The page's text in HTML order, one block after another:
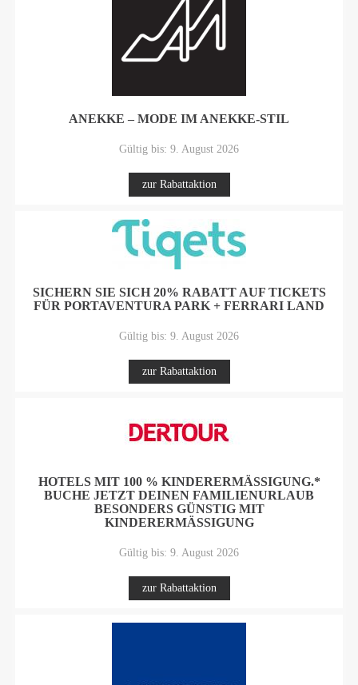
ANEKKE – MODE IM ANEKKE-STIL
Gültig bis: 9. August 2026
zur Rabattaktion
SICHERN SIE SICH 20% RABATT AUF TICKETS
FÜR PORTAVENTURA PARK + FERRARI LAND
Gültig bis: 9. August 2026
zur Rabattaktion
HOTELS MIT 100 % KINDERERMÄSSIGUNG.* B
UCHE JETZT DEINEN FAMILIENURLAUB B
ESONDERS GÜNSTIG MIT K
INDERERMÄSSIGUNG
Gültig bis: 9. August 2026
zur Rabattaktion